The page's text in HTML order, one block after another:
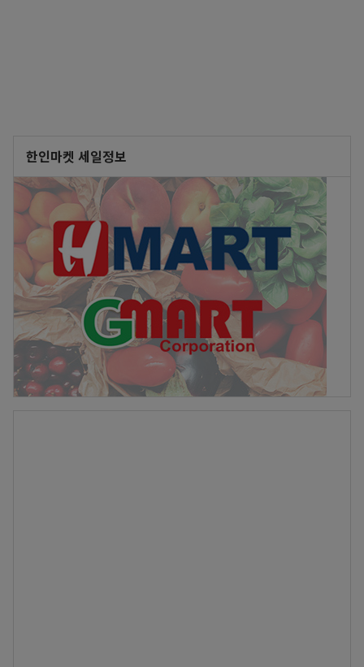
한인마켓 세일정보